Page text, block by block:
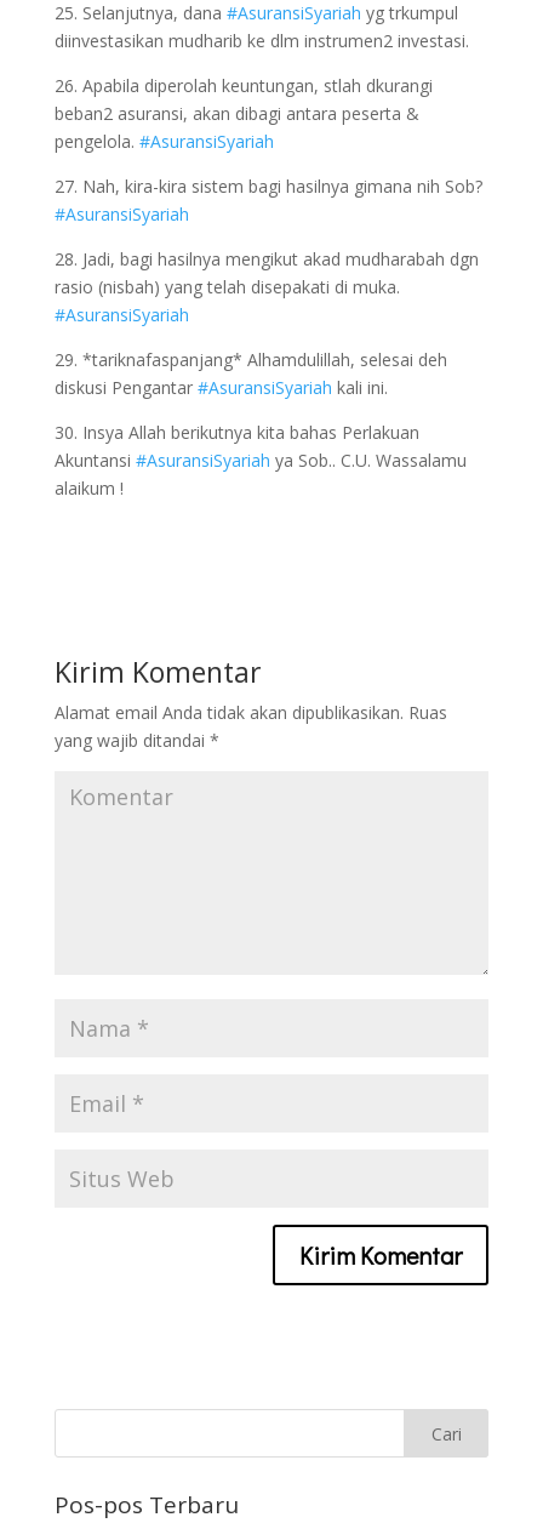
25. Selanjutnya, dana #AsuransiSyariah yg trkumpul
diinvestasikan mudharib ke dlm instrumen2 investasi.
26. Apabila diperolah keuntungan, stlah dkurangi
beban2 asuransi, akan dibagi antara peserta &
pengelola. #AsuransiSyariah
27. Nah, kira-kira sistem bagi hasilnya gimana nih Sob?
#AsuransiSyariah
28. Jadi, bagi hasilnya mengikut akad mudharabah dgn
rasio (nisbah) yang telah disepakati di muka.
#AsuransiSyariah
29. *tariknafaspanjang* Alhamdulillah, selesai deh
diskusi Pengantar #AsuransiSyariah kali ini.
30. Insya Allah berikutnya kita bahas Perlakuan
Akuntansi #AsuransiSyariah ya Sob.. C.U. Wassalamu
alaikum !
Kirim Komentar
Alamat email Anda tidak akan dipublikasikan. Ruas
yang wajib ditandai *
Pos-pos Terbaru